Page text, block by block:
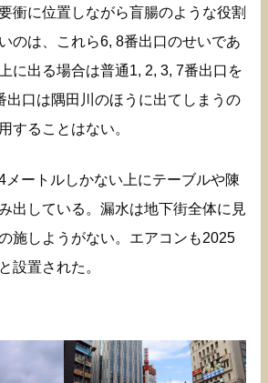
衝に位置しながら盲腸のような役割
のは、これら6, 8番出口のせいであ
に出る場合は普通1, 2, 3, 7番出口を
出口は隅田川のほうに出てしまうの
することはない。
メートルしかない上にテーブルや陳
出している。漏水は地下街全体に見
施しようがない。エアコンも2025
設置された。